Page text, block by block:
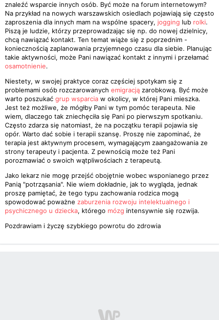
znaleźć wsparcie innych osób. Być może na forum internetowym?
Na przykład na nowych warszawskich osiedlach pojawiają się często
zaproszenia dla innych mam na wspólne spacery, jogging lub rolki.
Piszą je ludzie, którzy przeprowadzając się np. do nowej dzielnicy,
chcą nawiązać kontakt. Ten temat wiąże się z poprzednim -
koniecznością zaplanowania przyjemnego czasu dla siebie. Planując
takie aktywności, może Pani nawiązać kontakt z innymi i przełamać
osamotnienie.
Niestety, w swojej praktyce coraz częściej spotykam się z
problemami osób rozczarowanych emigracją zarobkową. Być może
warto poszukać grup wsparcia w okolicy, w której Pani mieszka.
Jest też możliwe, że mógłby Pani w tym pomóc terapeuta. Nie
wiem, dlaczego tak zniechęciła się Pani po pierwszym spotkaniu.
Często zdarza się natomiast, że na początku terapii pojawia się
opór. Warto dać sobie i terapii szansę. Proszę nie zapominać, że
terapia jest aktywnym procesem, wymagającym zaangażowania ze
strony terapeuty i pacjenta. Z pewnością może też Pani
porozmawiać o swoich wątpliwościach z terapeutą.
Jako lekarz nie mogę przejść obojętnie wobec wsponianego przez
Panią "potrząsania". Nie wiem dokładnie, jak to wygląda, jednak
proszę pamiętać, że tego typu zachowania rodzica mogą
spowodować poważne zaburzenia rozwoju intelektualnego i
psychicznego u dziecka, którego mózg intensywnie się rozwija.
Pozdrawiam i życzę szybkiego powrotu do zdrowia